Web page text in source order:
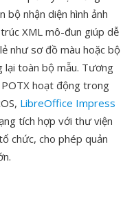
nhận diện hình ảnh
XML mô-đun giúp dễ
như sơ đồ màu hoặc bộ
lại toàn bộ mẫu. Tương
POTX hoạt động trong
LibreOffice Impress
tích hợp với thư viện
chức, cho phép quản